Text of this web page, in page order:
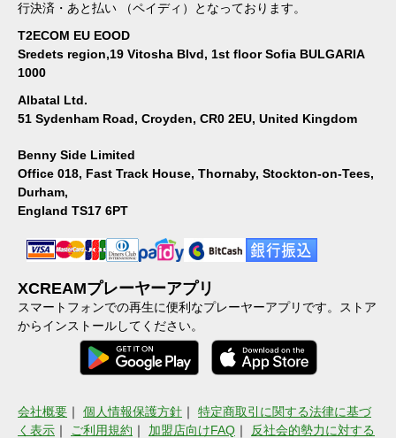
行決済・あと払い （ペイディ）となっております。
T2ECOM EU EOOD
Sredets region,19 Vitosha Blvd, 1st floor Sofia BULGARIA
1000
Albatal Ltd.
51 Sydenham Road, Croyden, CR0 2EU, United Kingdom
Benny Side Limited
Office 018, Fast Track House, Thornaby, Stockton-on-Tees,
Durham,
England TS17 6PT
XCREAMプレーヤーアプリ
スマートフォンでの再生に便利なプレーヤーアプリです。ストア
からインストールしてください。
会社概要 ｜ 個人情報保護方針 ｜ 特定商取引に関する法律に基づ
く表示 ｜ ご利用規約 ｜ 加盟店向けFAQ ｜ 反社会的勢力に対する